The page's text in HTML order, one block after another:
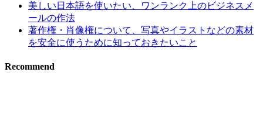
美しい日本語を使いたい、ワンランク上のビジネスメ
ールの作法
著作権・肖像権について、写真やイラストなどの素材
を安全に使うために知っておきたいこと
Recommend